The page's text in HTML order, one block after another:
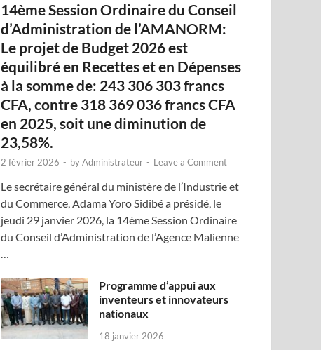
14ème Session Ordinaire du Conseil
d’Administration de l’AMANORM:
Le projet de Budget 2026 est
équilibré en Recettes et en Dépenses
à la somme de: 243 306 303 francs
CFA, contre 318 369 036 francs CFA
en 2025, soit une diminution de
23,58%.
2 février 2026 - byAdministrateur - Leave a Comment
Le secrétaire général du ministère de l’Industrie et
du Commerce, Adama Yoro Sidibé a présidé, le
jeudi 29 janvier 2026, la 14ème Session Ordinaire
du Conseil d’Administration de l’Agence Malienne
…
Programme d’appui aux
inventeurs et innovateurs
nationaux
18 janvier 2026